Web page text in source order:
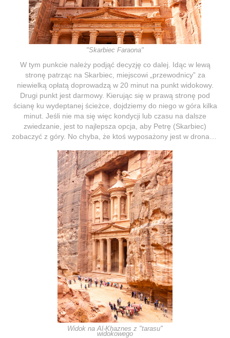
"Skarbiec Faraona"
W tym punkcie należy podjąć decyzję co dalej. Idąc w lewą
stronę patrząc na Skarbiec, miejscowi „przewodnicy” za
niewielką opłatą doprowadzą w 20 minut na punkt widokowy.
Drugi punkt jest darmowy. Kierując się w prawą stronę pod
ścianę ku wydeptanej ścieżce, dojdziemy do niego w góra kilka
minut. Jeśli nie ma się więc kondycji lub czasu na dalsze
zwiedzanie, jest to najlepsza opcja, aby Petrę (Skarbiec)
zobaczyć z góry. No chyba, że ktoś wyposażony jest w drona…
Widok na Al-Khaznes z "tarasu"
widokowego